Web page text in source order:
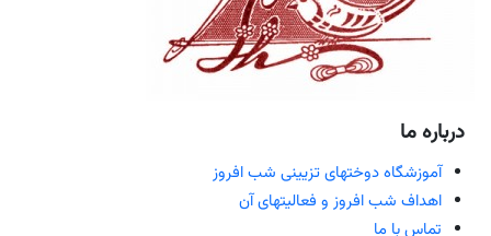
درباره ما
آموزشگاه دوختهای تزیینی شب افروز
اهداف شب افروز و فعالیتهای آن
تماس با ما